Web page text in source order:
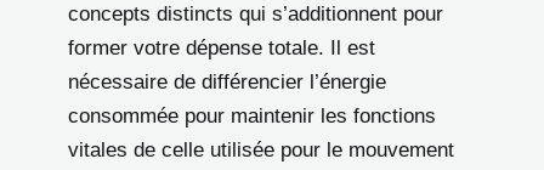
concepts distincts qui s’additionnent pour
former votre dépense totale. Il est
nécessaire de différencier l’énergie
consommée pour maintenir les fonctions
vitales de celle utilisée pour le mouvement